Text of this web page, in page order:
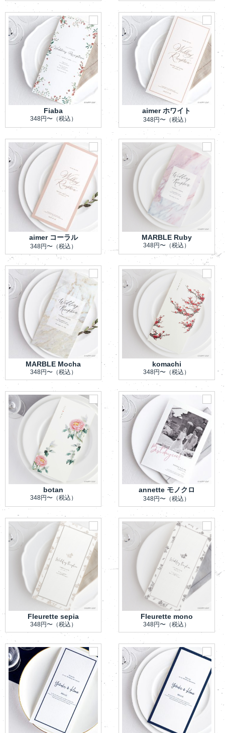
Fiaba
348円〜（税込）
aimer ホワイト
348円〜 （税込）
aimer コーラル
348円〜（税込）
MARBLE Ruby
348円〜 （税込）
MARBLE Mocha
348円〜（税込）
komachi
348円〜 （税込）
botan
348円〜（税込）
annette モノクロ
348円〜 （税込）
Fleurette sepia
348円〜（税込）
Fleurette mono
348円〜 （税込）